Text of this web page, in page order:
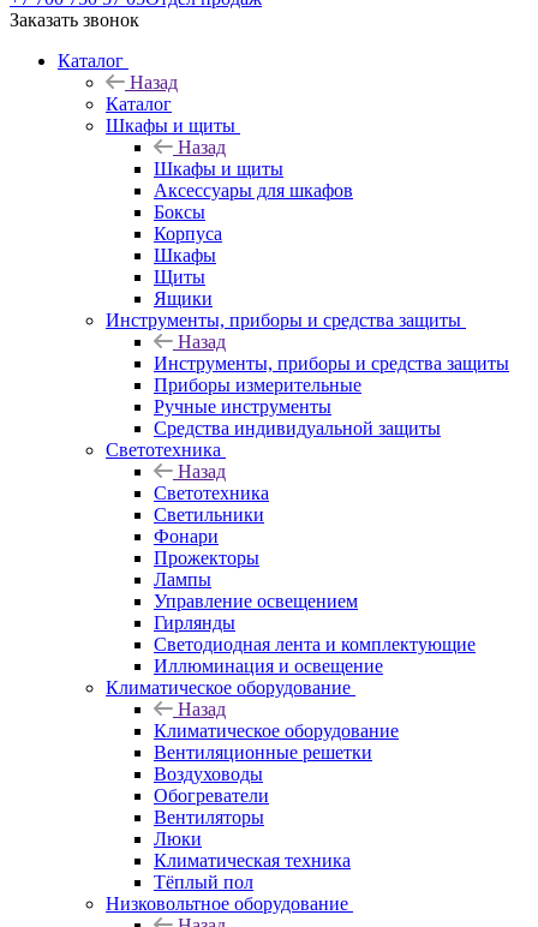
Заказать звонок
Каталог
Назад
Каталог
Шкафы и щиты
Назад
Шкафы и щиты
Аксессуары для шкафов
Боксы
Корпуса
Шкафы
Щиты
Ящики
Инструменты, приборы и средства защиты
Назад
Инструменты, приборы и средства защиты
Приборы измерительные
Ручные инструменты
Средства индивидуальной защиты
Светотехника
Назад
Светотехника
Светильники
Фонари
Прожекторы
Лампы
Управление освещением
Гирлянды
Светодиодная лента и комплектующие
Иллюминация и освещение
Климатическое оборудование
Назад
Климатическое оборудование
Вентиляционные решетки
Воздуховоды
Обогреватели
Вентиляторы
Люки
Климатическая техника
Тёплый пол
Низковольтное оборудование